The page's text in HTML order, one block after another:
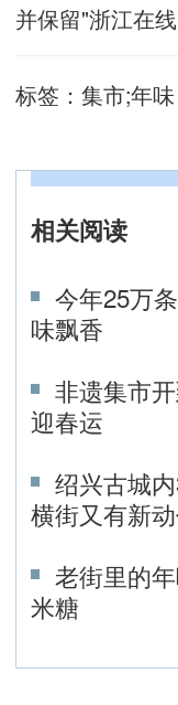
并保留"浙江在线
标签： 集市;年味
相关阅读
今年25万
味飘香
非遗集市
迎春运
绍兴古城
横街又有新
老街里的
米糖